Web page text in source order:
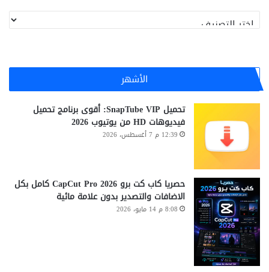
تصنيفات
الأشهر
تحميل SnapTube VIP: أقوى برنامج تحميل
فيديوهات HD من يوتيوب 2026
12:39 م 7 أغسطس، 2026
حصريا كاب كت برو CapCut Pro 2026 كامل بكل
الاضافات والتصدير بدون علامة مائية
8:08 م 14 مايو، 2026